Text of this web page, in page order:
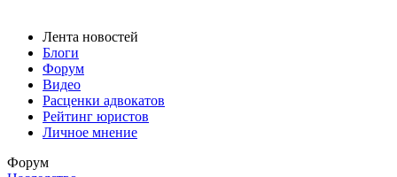
Лента новостей
Блоги
Форум
Видео
Расценки адвокатов
Рейтинг юристов
Личное мнение
Форум